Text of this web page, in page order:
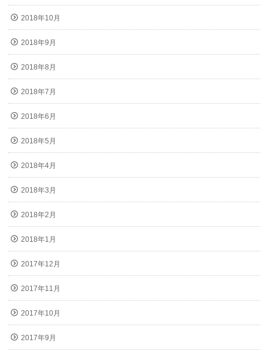
2018年10月
2018年9月
2018年8月
2018年7月
2018年6月
2018年5月
2018年4月
2018年3月
2018年2月
2018年1月
2017年12月
2017年11月
2017年10月
2017年9月